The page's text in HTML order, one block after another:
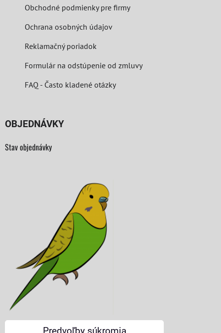
Obchodné podmienky pre firmy
Ochrana osobných údajov
Reklamačný poriadok
Formulár na odstúpenie od zmluvy
FAQ - Často kladené otázky
OBJEDNÁVKY
Stav objednávky